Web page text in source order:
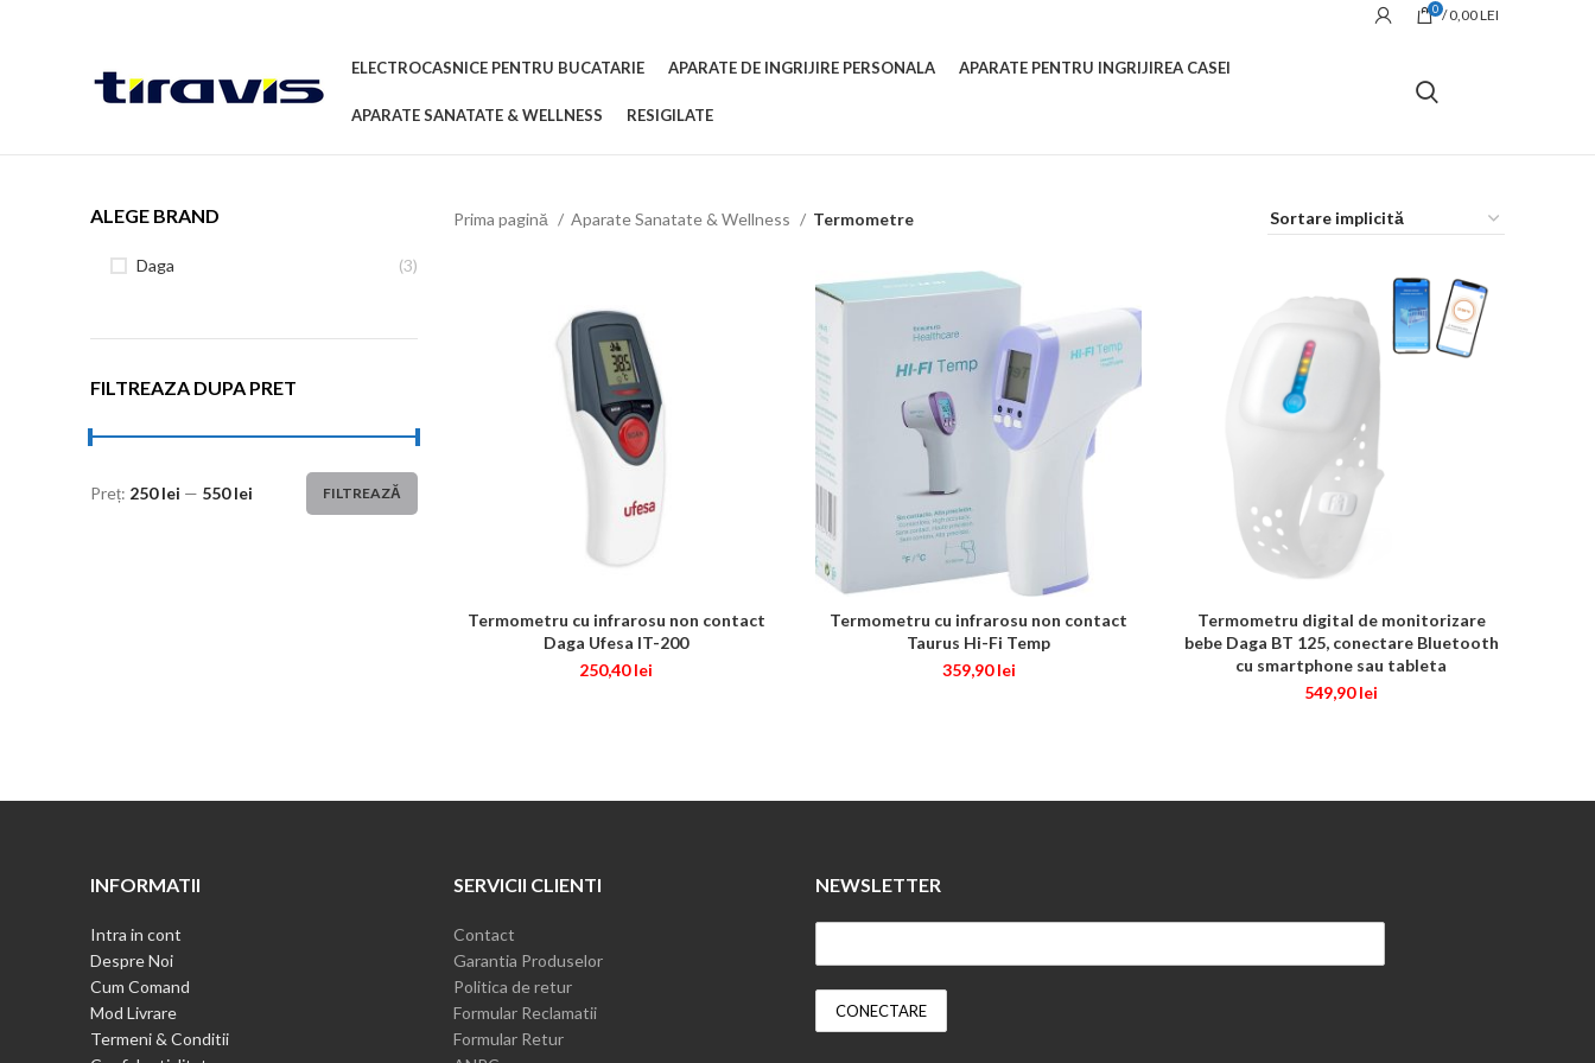
0 / 0,00LEI
ELECTROCASNICE PENTRU BUCATARIE APARATE DE INGRIJIRE PERSONALA APARATE PENTRU INGRIJIREA CASEI
APARATE SANATATE & WELLNESS RESIGILATE
ALEGE BRAND
Daga (3)
FILTREAZA DUPA PRET
FILTREAZĂ
Preț: 250 lei — 550 lei
Prima pagină Aparate Sanatate & Wellness Termometre
ADAUGĂ ÎN COȘ
Termometru cu infrarosu non contact
Daga Ufesa IT-200
250,40lei
ADAUGĂ ÎN COȘ
Termometru cu infrarosu non contact
Taurus Hi-Fi Temp
359,90lei
ADAUGĂ ÎN COȘ
Termometru digital de monitorizare
bebe Daga BT 125, conectare Bluetooth
cu smartphone sau tableta
549,90lei
INFORMATII
Intra in cont
Despre Noi
Cum Comand
Mod Livrare
Termeni & Conditii
SERVICII CLIENTI
Contact
Garantia Produselor
Politica de retur
Formular Reclamatii
Formular Retur
NEWSLETTER